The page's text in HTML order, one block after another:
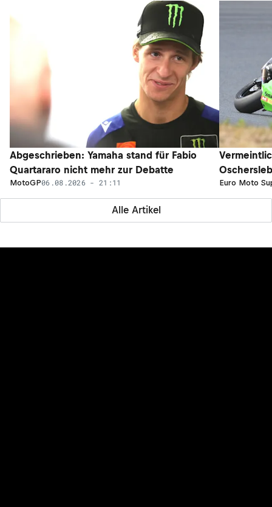
Alle Artikel
Abgeschrieben: Yamaha stand für Fabio
Quartararo nicht mehr zur Debatte
MotoGP06.08.2026 - 21:11 Euro Moto